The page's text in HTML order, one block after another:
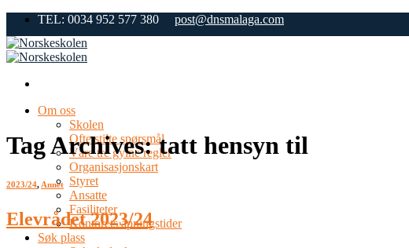
Skip
content
TEL: 0034 952 577 380 post@dnsmalaga.com
Om oss
Skolen
Ofte stilte spørsmål
Våre tre gylne regler
Organisasjonskart
Styret
Ansatte
Fasiliteter
Kontorets åpningstider
Søk plass
Tag Archives:tatt hensyn til
2023/24,Annet
Elevrådet 2023/24